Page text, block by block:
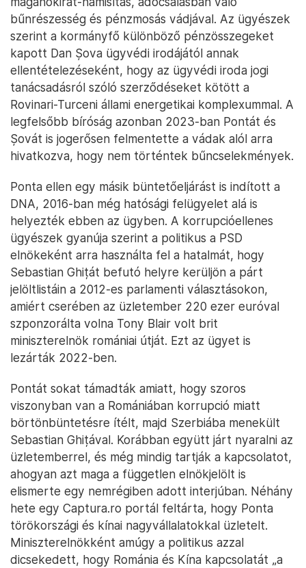
bűnrészesség és pénzmosás vádjával. Az ügyészek
szerint a kormányfő különböző pénzösszegeket
kapott Dan Șova ügyvédi irodájától annak
ellentételezéseként, hogy az ügyvédi iroda jogi
tanácsadásról szóló szerződéseket kötött a
Rovinari-Turceni állami energetikai komplexummal. A
legfelsőbb bíróság azonban 2023-ban Pontát és
Șovát is jogerősen felmentette a vádak alól arra
hivatkozva, hogy nem történtek bűncselekmények.
Ponta ellen egy másik büntetőeljárást is indított a
DNA, 2016-ban még hatósági felügyelet alá is
helyezték ebben az ügyben. A korrupcióellenes
ügyészek gyanúja szerint a politikus a PSD
elnökeként arra használta fel a hatalmát, hogy
Sebastian Ghițát befutó helyre kerüljön a párt
jelöltlistáin a 2012-es parlamenti választásokon,
amiért cserében az üzletember 220 ezer euróval
szponzorálta volna Tony Blair volt brit
miniszterelnök romániai útját. Ezt az ügyet is
lezárták 2022-ben.
Pontát sokat támadták amiatt, hogy szoros
viszonyban van a Romániában korrupció miatt
börtönbüntetésre ítélt, majd Szerbiába menekült
Sebastian Ghițával. Korábban együtt járt nyaralni az
üzletemberrel, és még mindig tartják a kapcsolatot,
ahogyan azt maga a független elnökjelölt is
elismerte egy nemrégiben adott interjúban. Néhány
hete egy Captura.ro portál feltárta, hogy Ponta
törökországi és kínai nagyvállalatokkal üzletelt.
Miniszterelnökként amúgy a politikus azzal
dicsekedett, hogy Románia és Kína kapcsolatát „a